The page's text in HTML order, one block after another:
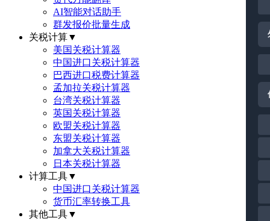
AI智能对话助手
群发报价批量生成
关税计算▼
美国关税计算器
中国进口关税计算器
巴西进口税费计算器
孟加拉关税计算器
台湾关税计算器
英国关税计算器
欧盟关税计算器
东盟关税计算器
加拿大关税计算器
日本关税计算器
计算工具▼
中国进口关税计算器
货币汇率转换工具
其他工具▼